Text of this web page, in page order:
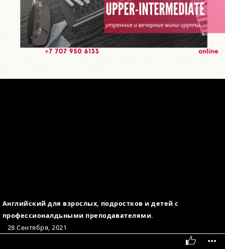
Английский для взрослых, подростков и детей с
профессионалдьными преподавателями.
28 Сентября, 2021